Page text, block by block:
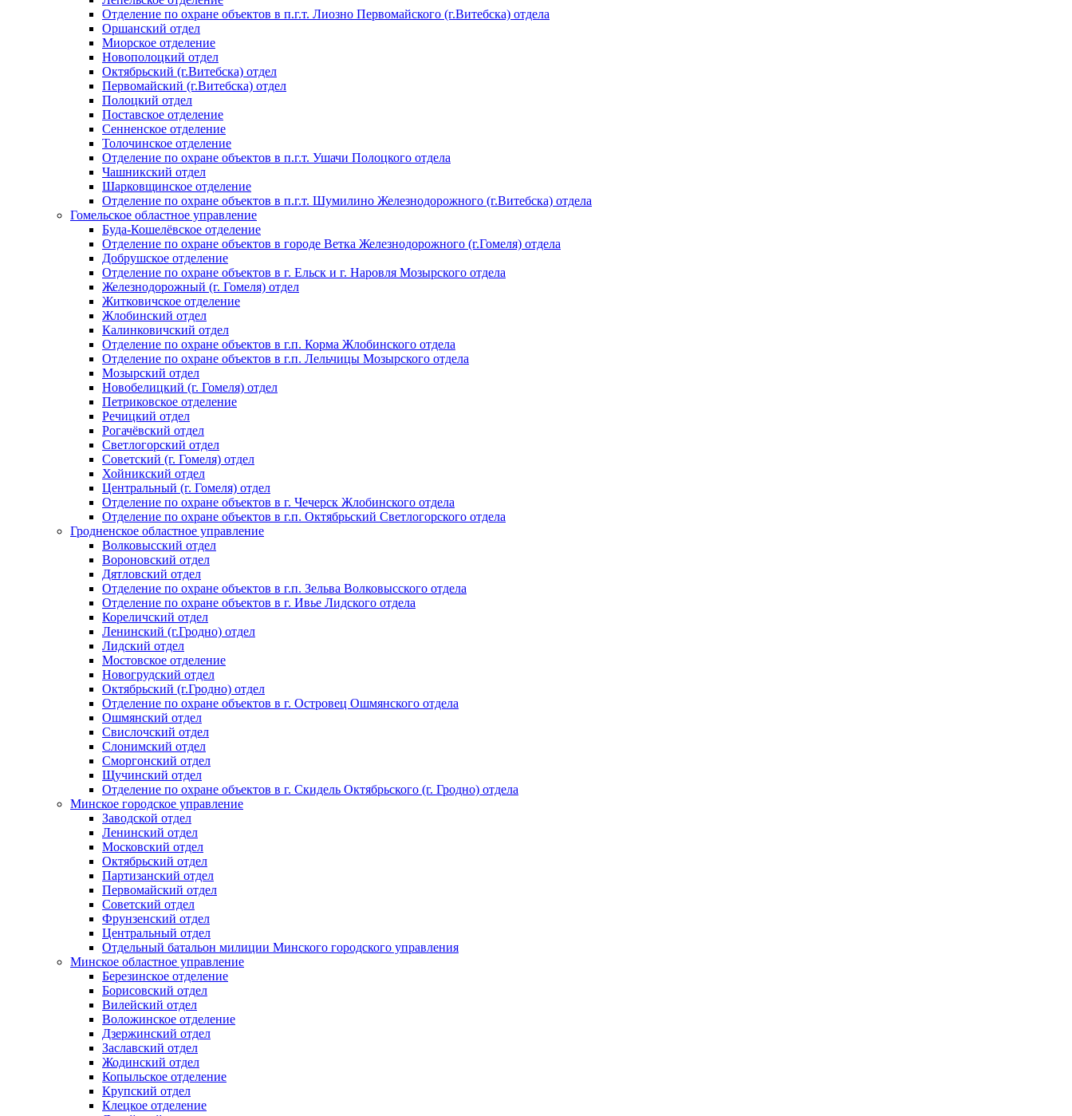
Отделение по охране объектов в п.г.т. Лиозно Первомайского (г.Витебска) отдела
Оршанский отдел
Миорское отделение
Новополоцкий отдел
Октябрьский (г.Витебска) отдел
Первомайский (г.Витебска) отдел
Полоцкий отдел
Поставское отделение
Сенненское отделение
Толочинское отделение
Отделение по охране объектов в п.г.т. Ушачи Полоцкого отдела
Чашникский отдел
Шарковщинское отделение
Отделение по охране объектов в п.г.т. Шумилино Железнодорожного (г.Витебска) отдела
Гомельское областное управление
Буда-Кошелёвское отделение
Отделение по охране объектов в городе Ветка Железнодорожного (г.Гомеля) отдела
Добрушское отделение
Отделение по охране объектов в г. Ельск и г. Наровля Мозырского отдела
Железнодорожный (г. Гомеля) отдел
Житковичское отделение
Жлобинский отдел
Калинковичский отдел
Отделение по охране объектов в г.п. Корма Жлобинского отдела
Отделение по охране объектов в г.п. Лельчицы Мозырского отдела
Мозырский отдел
Новобелицкий (г. Гомеля) отдел
Петриковское отделение
Речицкий отдел
Рогачёвский отдел
Светлогорский отдел
Советский (г. Гомеля) отдел
Хойникский отдел
Центральный (г. Гомеля) отдел
Отделение по охране объектов в г. Чечерск Жлобинского отдела
Отделение по охране объектов в г.п. Октябрьский Светлогорского отдела
Гродненское областное управление
Волковысский отдел
Вороновский отдел
Дятловский отдел
Отделение по охране объектов в г.п. Зельва Волковысского отдела
Отделение по охране объектов в г. Ивье Лидского отдела
Кореличский отдел
Ленинский (г.Гродно) отдел
Лидский отдел
Мостовское отделение
Новогрудский отдел
Октябрьский (г.Гродно) отдел
Отделение по охране объектов в г. Островец Ошмянского отдела
Ошмянский отдел
Свислочский отдел
Слонимский отдел
Сморгонский отдел
Щучинский отдел
Отделение по охране объектов в г. Скидель Октябрьского (г. Гродно) отдела
Минское городское управление
Заводской отдел
Ленинский отдел
Московский отдел
Октябрьский отдел
Партизанский отдел
Первомайский отдел
Советский отдел
Фрунзенский отдел
Центральный отдел
Отдельный батальон милиции Минского городского управления
Минское областное управление
Березинское отделение
Борисовский отдел
Вилейский отдел
Воложинское отделение
Дзержинский отдел
Заславский отдел
Жодинский отдел
Копыльское отделение
Крупский отдел
Клецкое отделение